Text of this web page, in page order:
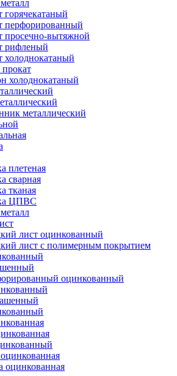
горячекатаный
перфорированный
просечно-вытяжной
рифленый
холоднокатаный
холоднокатаный
металлический
плетеная
сварная
тканая
ЦПВС
лист оцинкованный
лист с полимерным покрытием
оцинкованный
оцинкованная